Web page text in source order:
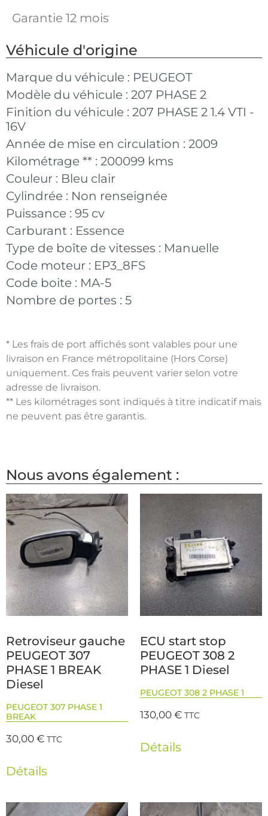
Garantie 12 mois
Véhicule d'origine
Marque du véhicule : PEUGEOT
Modèle du véhicule : 207 PHASE 2
Finition du véhicule : 207 PHASE 2 1.4 VTI -
16V
Année de mise en circulation : 2009
Kilométrage ** : 200099 kms
Couleur : Bleu clair
Cylindrée : Non renseignée
Puissance : 95 cv
Carburant : Essence
Type de boîte de vitesses : Manuelle
Code moteur : EP3_8FS
Code boite : MA-5
Nombre de portes : 5
* Les frais de port affichés sont valables pour une
livraison en France métropolitaine (Hors Corse)
uniquement. Ces frais peuvent varier selon votre
adresse de livraison.
** Les kilométrages sont indiqués à titre indicatif mais
ne peuvent pas être garantis.
Nous avons également :
Retroviseur gauche
PEUGEOT 307
PHASE 1 BREAK
Diesel
PEUGEOT 307 PHASE 1
BREAK
30,00€ TTC
Détails
ECU start stop
PEUGEOT 308 2
PHASE 1 Diesel
PEUGEOT 308 2 PHASE 1
130,00€ TTC
Détails